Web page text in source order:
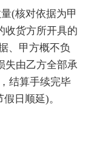
(核对依据为甲
收货方所开具的
、甲方概不负
失由乙方全部承
结算手续完毕
日顺延)。